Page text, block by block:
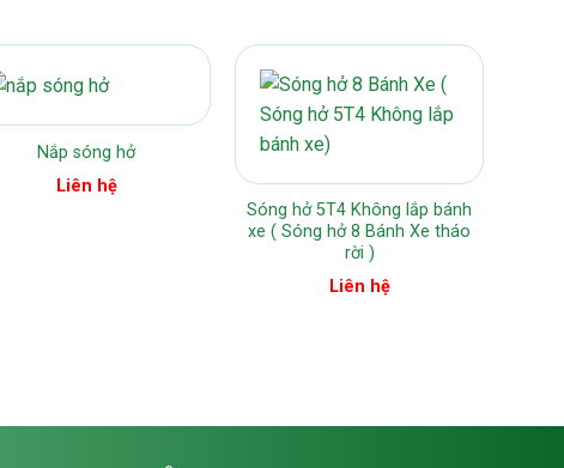
Nắp sóng hở
Liên hệ
Sóng hở 5T4 Không lắp bánh
xe ( Sóng hở 8 Bánh Xe tháo
rời )
Liên hệ